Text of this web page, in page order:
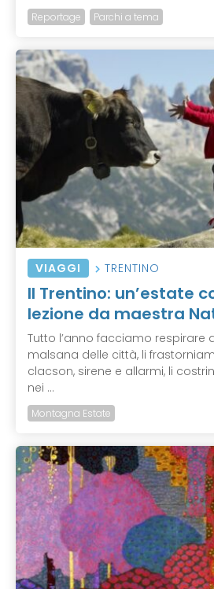
Reportage Parchi a tema
VIAGGI TRENTINO
Il Trentino: un’estate
lezione da maestra
Tutto l’anno facciamo respirare
malsana delle città, li
clacson, sirene e allarmi, li
nei ...
Montagna Estate